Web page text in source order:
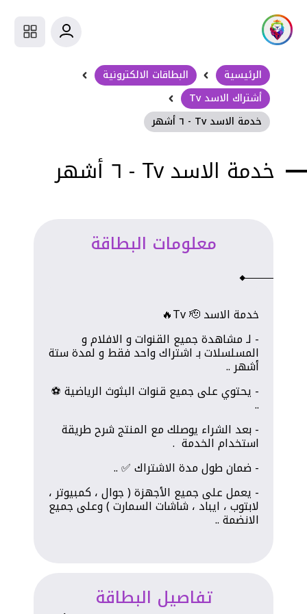
الرئيسية
البطاقات الالكترونية
أشتراك الاسد Tv
خدمة الاسد Tv - ٦ أشهر
خدمة الاسد Tv - ٦ أشهر
معلومات البطاقة
خدمة الاسد Tv 🫡🔥
- لـ مشاهدة جميع القنوات و الافلام و
المسلسلات بـ اشتراك واحد فقط و لمدة ستة
أشهر ..
- يحتوي على جميع قنوات البثوث الرياضية ⚽️
..
- بعد الشراء يوصلك مع المنتج شرح طريقة
استخدام الخدمة .
- ضمان طول مدة الاشتراك ✅ ..
- يعمل على جميع الأجهزة ( جوال ، كمبيوتر ،
لابتوب ، ايباد ، شاشات السمارت ) وعلى جميع
الانضمة ..
تفاصيل البطاقة